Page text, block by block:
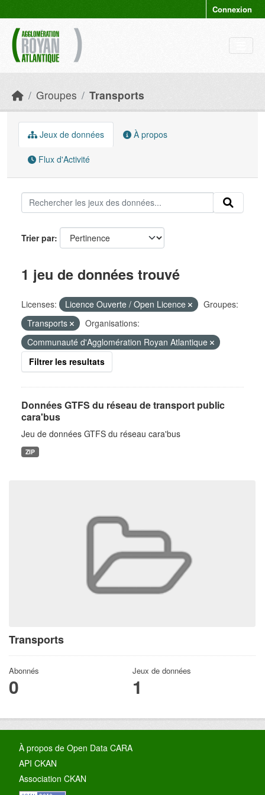
Connexion
Groupes Transports
Transports
Abonnés
0
Jeux de données
1
Jeux de données À propos
Flux d'Activité
Trier par
1 jeu de données trouvé
Licenses: Licence Ouverte / Open Licence
Groupes:
Transports
Organisations:
Communauté d'Agglomération Royan Atlantique
Filtrer les resultats
Données GTFS du réseau de transport public
cara'bus
Jeu de données GTFS du réseau cara'bus
ZIP
À propos de Open Data CARA
API CKAN
Association CKAN